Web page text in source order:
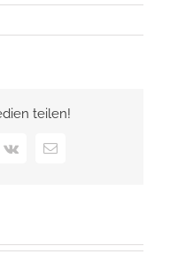
teilen!
Vk
E-